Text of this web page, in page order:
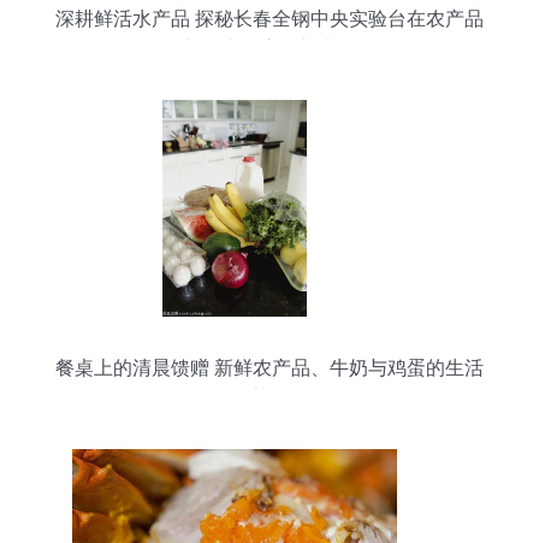
深耕鲜活水产品 探秘长春全钢中央实验台在农产品
餐桌上的清晨馈赠 新鲜农产品、牛奶与鸡蛋的生活